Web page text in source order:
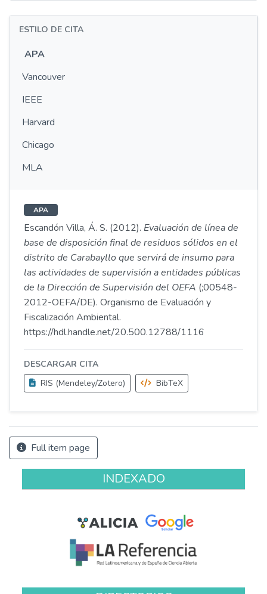
ESTILO DE CITA
APA
Vancouver
IEEE
Harvard
Chicago
MLA
APA
Escandón Villa, Á. S. (2012). Evaluación de línea de
base de disposición final de residuos sólidos en el
distrito de Carabayllo que servirá de insumo para
las actividades de supervisión a entidades públicas
de la Dirección de Supervisión del OEFA (;00548-
2012-OEFA/DE). Organismo de Evaluación y
Fiscalización Ambiental.
https://hdl.handle.net/20.500.12788/1116
DESCARGAR CITA
RIS (Mendeley/Zotero)
BibTeX
Full item page
INDEXADO